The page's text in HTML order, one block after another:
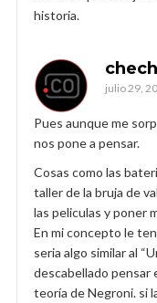
historia.
julio 29,
Pues aunque me
nos pone a pensar.
Cosas como las
taller de la bruja de
las peliculas y poner
En mi concepto le
seria algo similar al
descabellado pensar
teoría de Negroni. si